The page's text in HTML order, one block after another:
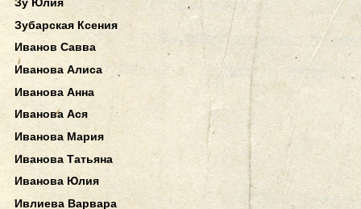
Зубарская Ксения
Иванов Савва
Иванова Алиса
Иванова Анна
Иванова Ася
Иванова Мария
Иванова Татьяна
Иванова Юлия
Ивлиева Варвара